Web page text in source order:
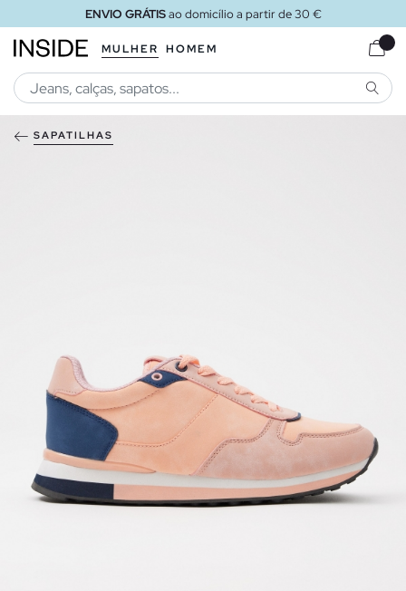
ENVIO GRÁTISao domicílio a partir de 30 €
MULHER HOMEM
SAPATILHAS